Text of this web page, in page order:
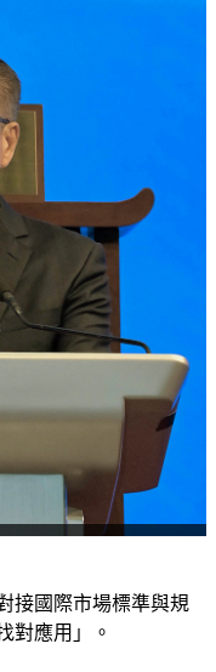
接國際市場標準與規
對應用」。